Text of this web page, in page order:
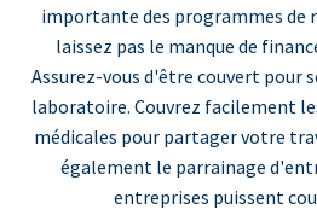
importante des programmes de
laissez pas le manque de
Assurez-vous d'être couvert pour
laboratoire. Couvrez facilement
médicales pour partager votre
également le parrainage
entreprises puissent